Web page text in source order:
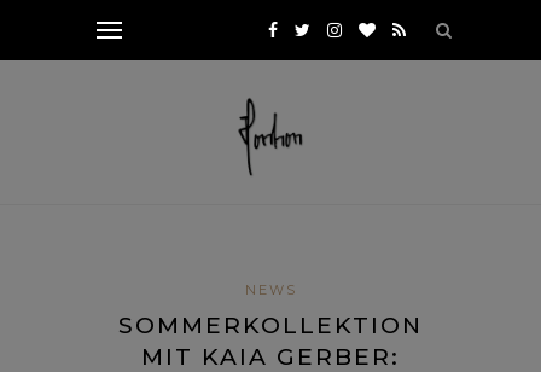
NEWS
SOMMERKOLLEKTION
MIT KAIA GERBER: